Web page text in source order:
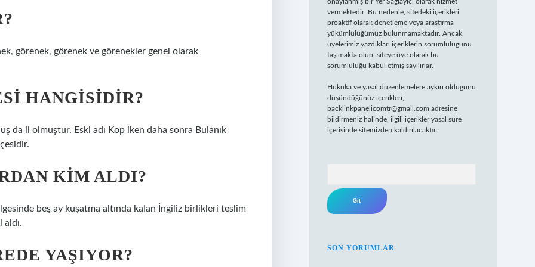
görenek, görenek ve görenekler genel olarak
HANGISIDIR?
da il olmuştur. Eski adı Kop iken daha sonra Bulanık
KIM ALDI?
beş ay kuşatma altında kalan İngiliz birlikleri teslim
YAŞIYOR?
vermektedir. Bu nedenle, sitedeki içerikleri
proaktif olarak denetleme veya araştırma
yükümlülüğümüz bulunmamaktadır. Ancak,
üyelerimiz yazdıkları içeriklerin sorumluluğunu
taşımakta olup, siteye üye olarak bu
sorumluluğu kabul etmiş sayılırlar.
Hukuka ve yasal düzenlemelere aykırı olduğunu
düşündüğünüz içerikleri,
backlinkpanelicomtr@gmail.com adresine
bildirmeniz halinde, ilgili içerikler yasal süre
içerisinde sitemizden kaldırılacaktır.
SON YORUMLAR